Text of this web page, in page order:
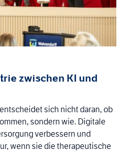
zwischen KI und
sich nicht daran, ob
sondern wie. Digitale
verbessern und
wenn sie die therapeutische